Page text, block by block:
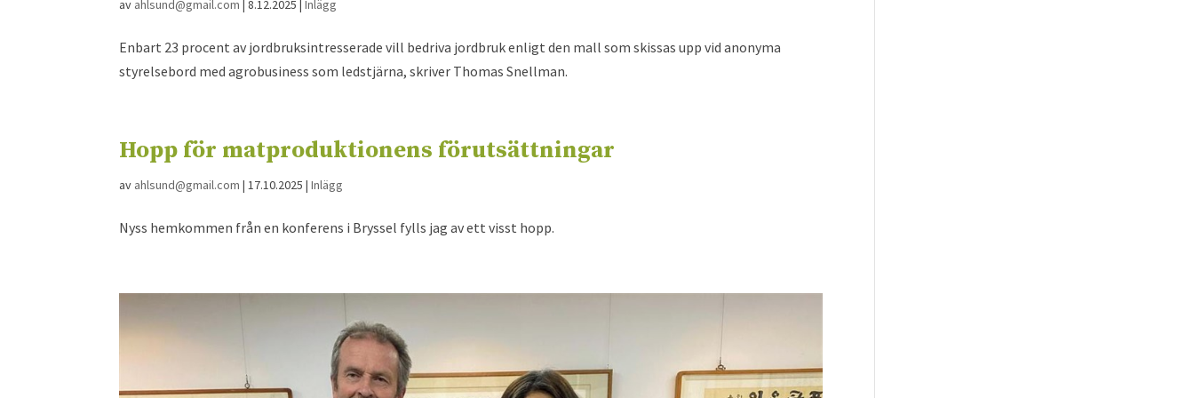
av ahlsund@gmail.com |8.12.2025 |Inlägg
Enbart 23 procent av jordbruksintresserade vill bedriva jordbruk enligt den mall som skissas upp vid anonyma
styrelsebord med agrobusiness som ledstjärna, skriver Thomas Snellman.
Hopp för matproduktionens förutsättningar
av ahlsund@gmail.com |17.10.2025 |Inlägg
Nyss hemkommen från en konferens i Bryssel fylls jag av ett visst hopp.